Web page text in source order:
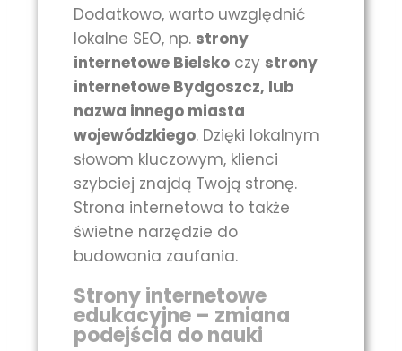
Dodatkowo, warto uwzględnić
lokalne SEO, np. strony
internetowe Bielsko czy strony
internetowe Bydgoszcz, lub
nazwa innego miasta
wojewódzkiego. Dzięki lokalnym
słowom kluczowym, klienci
szybciej znajdą Twoją stronę.
Strona internetowa to także
świetne narzędzie do
budowania zaufania.
Strony internetowe
edukacyjne – zmiana
podejścia do nauki